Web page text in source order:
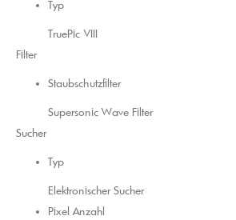
Typ
TruePic VIII
Filter
Staubschutzfilter
Supersonic Wave Filter
Sucher
Typ
Elektronischer Sucher
Pixel Anzahl